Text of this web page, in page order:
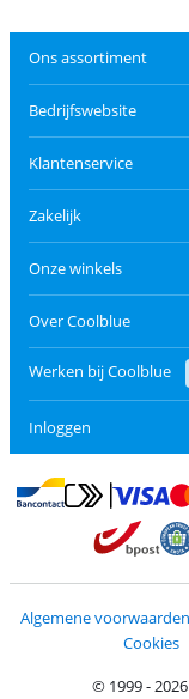
Ons assortiment
Bedrijfswebsite
Klantenservice
Zakelijk
Onze winkels
Over Coolblue
Werken bij Coolblue
Inloggen
Betalen met Bancontact
Betalen met
Algemene voorwaarden
Cookies
© 1999 -